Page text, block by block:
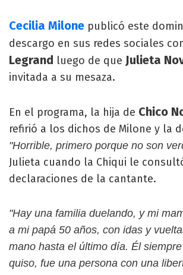
Cecilia Milone publicó este
descargo en sus redes sociales
Legrand luego de que Julieta
invitada a su mesaza.
En el programa, la hija de Chico
refirió a los dichos de Milone y la
"Horrible, primero porque no son
Julieta cuando la Chiqui le
declaraciones de la cantante.
"Hay una familia duelando, y mi
a mi papá 50 años, con idas y
mano hasta el último día. Él
quiso, fue una persona con una